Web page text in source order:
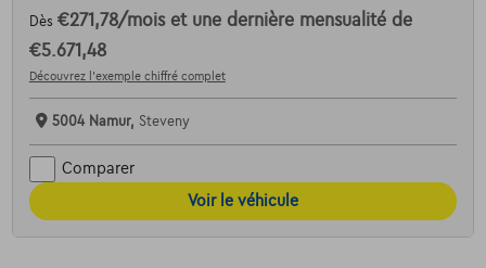
Dès €271,78/mois et une dernière mensualité de
€5.671,48
Découvrez l’exemple chiffré complet
5004 Namur, Steveny
Comparer
Voir le véhicule